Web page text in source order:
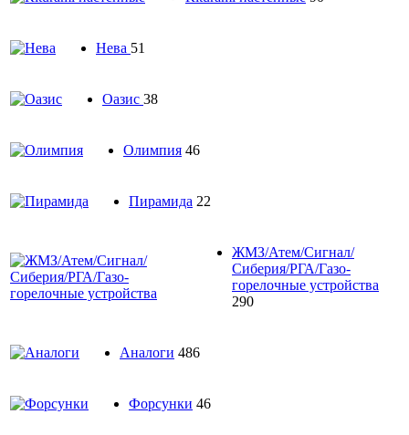
Нева 51
Оазис 38
Олимпия 46
Пирамида 22
ЖМЗ/Атем/Сигнал/
Сиберия/РГА/Газо-
горелочные устройства
290
Aналоги 486
Форсунки 46